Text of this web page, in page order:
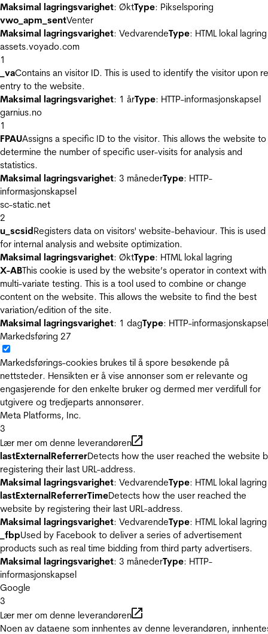
Maksimal lagringsvarighet: ØktType: Pikselsporing
vwo_apm_sentVenter
Maksimal lagringsvarighet: VedvarendeType: HTML lokal lagring
assets.voyado.com
1
_vaContains an visitor ID. This is used to identify the visitor upon
entry to the website.
Maksimal lagringsvarighet: 1 årType: HTTP-informasjonskapsel
garnius.no
1
FPAUAssigns a specific ID to the visitor. This allows the website to
determine the number of specific user-visits for analysis and
statistics.
Maksimal lagringsvarighet: 3 månederType: HTTP-
informasjonskapsel
sc-static.net
2
u_scsidRegisters data on visitors' website-behaviour. This is used
for internal analysis and website optimization.
Maksimal lagringsvarighet: ØktType: HTML lokal lagring
X-ABThis cookie is used by the website’s operator in context with
multi-variate testing. This is a tool used to combine or change
content on the website. This allows the website to find the best
variation/edition of the site.
Maksimal lagringsvarighet: 1 dagType: HTTP-informasjonskapsel
Markedsføring 27
Markedsførings-cookies brukes til å spore besøkende på
nettsteder. Hensikten er å vise annonser som er relevante og
engasjerende for den enkelte bruker og dermed mer verdifull for
utgivere og tredjeparts annonsører.
Meta Platforms, Inc.
3
Lær mer om denne leverandøren
lastExternalReferrerDetects how the user reached the website
registering their last URL-address.
Maksimal lagringsvarighet: VedvarendeType: HTML lokal lagring
lastExternalReferrerTimeDetects how the user reached the
website by registering their last URL-address.
Maksimal lagringsvarighet: VedvarendeType: HTML lokal lagring
_fbpUsed by Facebook to deliver a series of advertisement
products such as real time bidding from third party advertisers.
Maksimal lagringsvarighet: 3 månederType: HTTP-
informasjonskapsel
Google
3
Lær mer om denne leverandøren
Noen av dataene som innhentes av denne leverandøren,